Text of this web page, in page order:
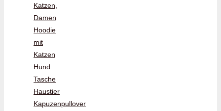
Katzen,
Damen
Hoodie
mit
Katzen
Hund
Tasche
Haustier
Kapuzenpullover